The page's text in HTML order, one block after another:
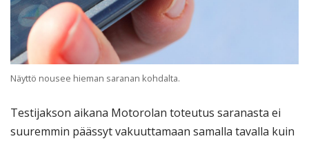
Näyttö nousee hieman saranan kohdalta.
Testijakson aikana Motorolan toteutus saranasta ei
suuremmin päässyt vakuuttamaan samalla tavalla kuin